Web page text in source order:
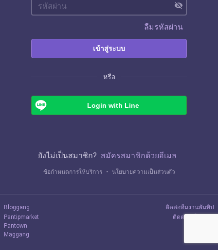
visibility_off
ลืมรหัสผ่าน
เข้าสู่ระบบ
หรือ
Login with Line
ยังไม่เป็นสมาชิก? สมัครสมาชิกด้วยอีเมล
ข้อกำหนดการให้บริการ ・ นโยบายความเป็นส่วนตัว
Bloggang
Pantipmarket
Pantown
Maggang
ติดต่อทีมงานพันทิป
ติดต่อลงโฆษณา